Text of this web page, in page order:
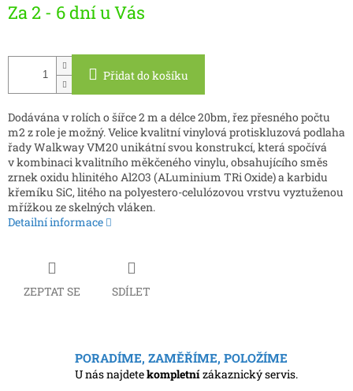
cena:
Za 2 - 6 dní u Vás
Přidat do košíku
Dodávána v rolích o šířce 2 m a délce 20bm, řez přesného počtu
m2 z role je možný. Velice kvalitní vinylová protiskluzová podlaha
řady Walkway VM20 unikátní svou konstrukcí, která spočívá
v kombinaci kvalitního měkčeného vinylu, obsahujícího směs
zrnek oxidu hlinitého Al2O3 (ALuminium TRi Oxide) a karbidu
křemíku SiC, litého na polyestero-celulózovou vrstvu vyztuženou
mřížkou ze skelných vláken.
Detailní informace
ZEPTAT SE SDÍLET
PORADÍME, ZAMĚŘÍME, POLOŽÍME
U nás najdetekompletnízákaznický servis.